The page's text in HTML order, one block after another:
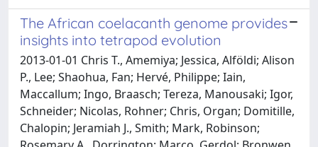
The African coelacanth genome provides
insights into tetrapod evolution
2013-01-01 Chris T., Amemiya; Jessica, Alföldi; Alison
P., Lee; Shaohua, Fan; Hervé, Philippe; Iain,
Maccallum; Ingo, Braasch; Tereza, Manousaki; Igor,
Schneider; Nicolas, Rohner; Chris, Organ; Domitille,
Chalopin; Jeramiah J., Smith; Mark, Robinson;